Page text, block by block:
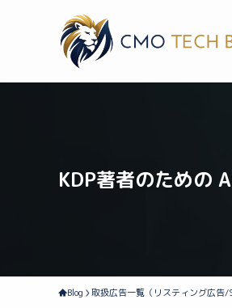
KDP著者のための
Blog 取扱広告一覧（リスティング広告/